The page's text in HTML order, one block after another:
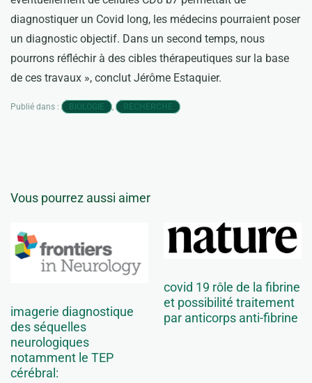
diagnostiquer un Covid long, les médecins pourraient poser
un diagnostic objectif. Dans un second temps, nous
pourrons réfléchir à des cibles thérapeutiques sur la base
de ces travaux », conclut Jérôme Estaquier.
Publié dans : BIOLOGIE RECHERCHE
Vous pourrez aussi aimer
imagerie diagnostique
des séquelles
neurologiques
notamment le TEP
cérébral:
covid 19 rôle de la fibrine
et possibilité traitement
par anticorps anti-fibrine